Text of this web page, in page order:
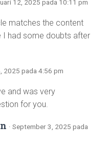
12, 2025 pada 10:11 pm
matches the content
I had some doubts after
2025 pada 4:56 pm
and was very
for you.
· September 3, 2025 pada